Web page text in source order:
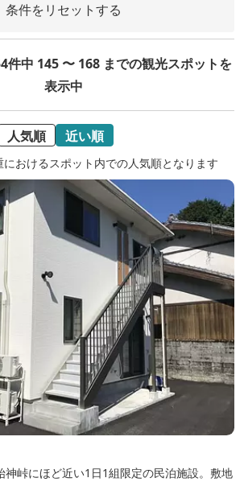
条件をリセットする
件中 145 〜 168 までの観光スポットを
表示中
人気順 近い順
おけるスポット内での人気順となります
神峠にほど近い1日1組限定の民泊施設。敷地